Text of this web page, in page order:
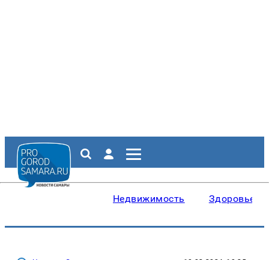
Недвижимость Здоровье